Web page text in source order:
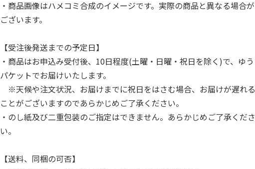
・商品画像はハメコミ合成のイメージです。実際の商品と異なる場合が
ございます。
【受注後発送までの予定日】
・商品はお申込み受付後、10日程度(土曜・日曜・祝日を除く)で、ゆう
パケットでお届けいたします。
※天候や注文状況、お届けまでに祝日をはさむ場合、お届けが遅れる
ことがございますのであらかじめご了承ください。
・のし紙及び二重包装のご指定はできません。あらかじめご了承くださ
い。
【送料、同梱の可否】